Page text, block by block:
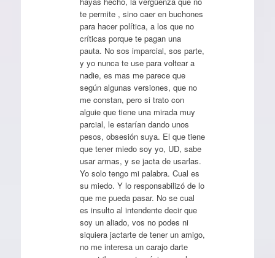
te permite , sino caer en buchones
para hacer política, a los que no
críticas porque te pagan una
pauta. No sos imparcial, sos parte,
y yo nunca te use para voltear a
nadie, es mas me parece que
según algunas versiones, que no
me constan, pero si trato con
alguie que tiene una mirada muy
parcial, le estarían dando unos
pesos, obsesión suya. El que tiene
que tener miedo soy yo, UD, sabe
usar armas, y se jacta de usarlas.
Yo solo tengo mi palabra. Cual es
su miedo. Y lo responsabilizó de lo
que me pueda pasar. No se cual
es insulto al intendente decir que
soy un aliado, vos no podes ni
siquiera jactarte de tener un amigo,
no me interesa un carajo darte